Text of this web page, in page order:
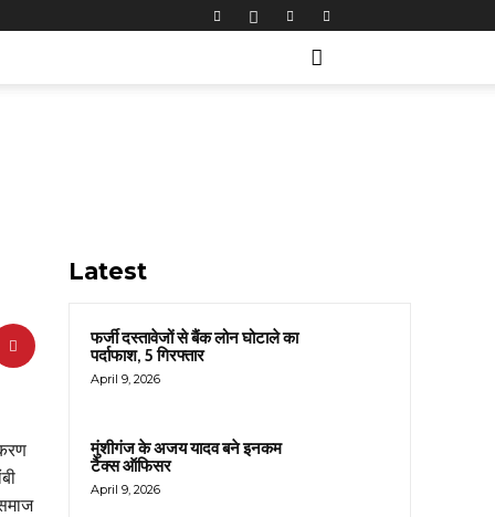
Latest
फर्जी दस्तावेजों से बैंक लोन घोटाले का
पर्दाफाश, 5 गिरफ्तार
April 9, 2026
मुंशीगंज के अजय यादव बने इनकम
टैक्स ऑफिसर
April 9, 2026